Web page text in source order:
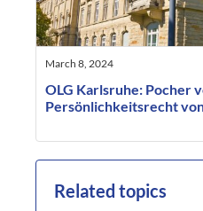
March 8, 2024
OLG Karlsruhe: Pocher
Persönlichkeitsrecht
Related topics